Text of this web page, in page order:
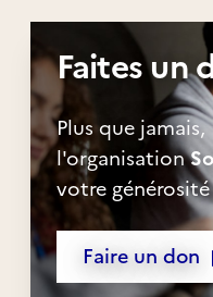
Faites un
Plus que jamais,
l'organisation
votre générosité
Faire un don